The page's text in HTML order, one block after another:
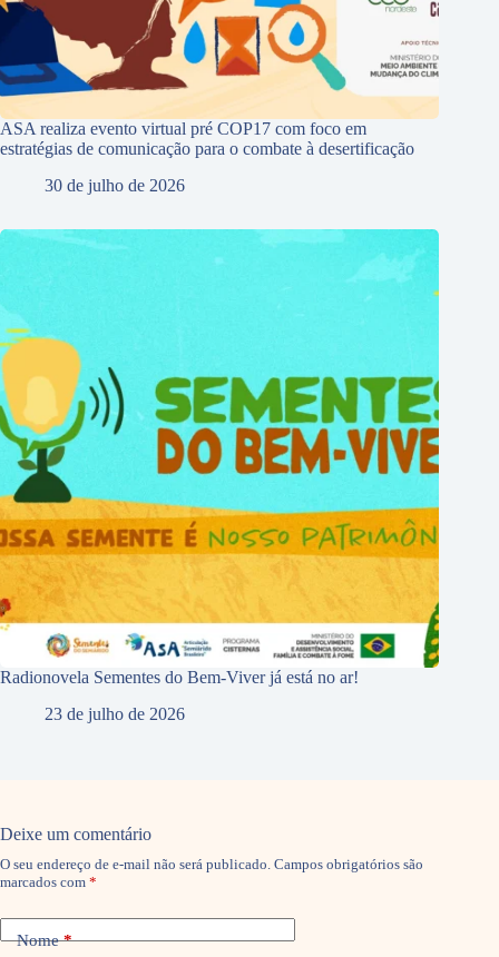
ASA realiza evento virtual pré COP17 com foco em
estratégias de comunicação para o combate à desertificação
30 de julho de 2026
Radionovela Sementes do Bem-Viver já está no ar!
23 de julho de 2026
Deixe um comentário
O seu endereço de e-mail não será publicado. Campos obrigatórios são
marcados com *
Nome*